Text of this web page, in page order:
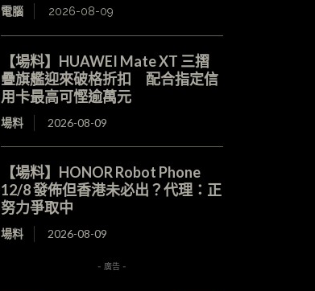
電腦 2026-08-09
【場料】HUAWEI Mate XT 三摺
疊旗艦迎來破格折扣 配合指定信
用卡最高可慳逾萬元
場料 2026-08-09
【場料】HONOR Robot Phone
12/8 發佈但香港未必出？代理：正
努力爭取中
場料 2026-08-09
- 廣告 -